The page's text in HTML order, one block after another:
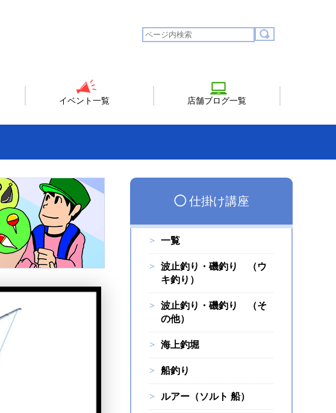
イベント一覧 店舗ブログ一覧
◯仕掛け講座
一覧
波止釣り・磯釣り （ウ
キ釣り）
波止釣り・磯釣り （そ
の他）
海上釣堀
船釣り
ルアー（ソルト 船）